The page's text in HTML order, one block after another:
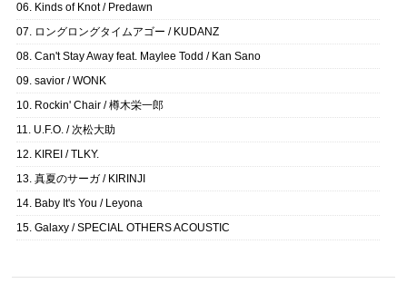
06. Kinds of Knot / Predawn
07. ロングロングタイムアゴー / KUDANZ
08. Can't Stay Away feat. Maylee Todd / Kan Sano
09. savior / WONK
10. Rockin' Chair / 樽木栄一郎
11. U.F.O. / 次松大助
12. KIREI / TLKY.
13. 真夏のサーガ / KIRINJI
14. Baby It's You / Leyona
15. Galaxy / SPECIAL OTHERS ACOUSTIC